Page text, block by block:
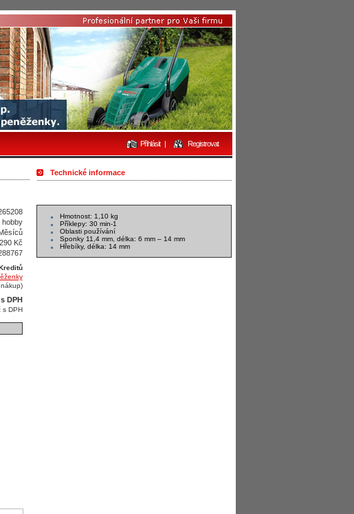
Přihlásit | Registrovat
hobby
Kč
DPH
DPH
Technické informace
Hmotnost: 1,10 kg
Příklepy: 30 min-1
Oblasti používání
Sponky 11,4 mm, délka: 6 mm – 14 mm
Hřebíky, délka: 14 mm